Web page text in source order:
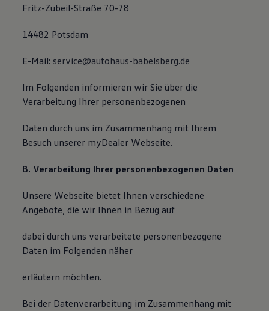
Fritz-Zubeil-Straße 70-78
14482 Potsdam
E-Mail: service@autohaus-babelsberg.de
Im Folgenden informieren wir Sie über die
Verarbeitung Ihrer personenbezogenen
Daten durch uns im Zusammenhang mit Ihrem
Besuch unserer myDealer Webseite.
B. Verarbeitung Ihrer personenbezogenen Daten
Unsere Webseite bietet Ihnen verschiedene
Angebote, die wir Ihnen in Bezug auf
dabei durch uns verarbeitete personenbezogene
Daten im Folgenden näher
erläutern möchten.
Bei der Datenverarbeitung im Zusammenhang mit